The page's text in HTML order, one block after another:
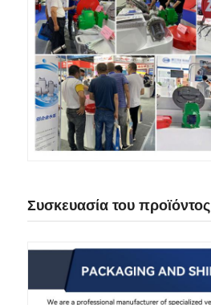
Συσκευασία του προϊόντος